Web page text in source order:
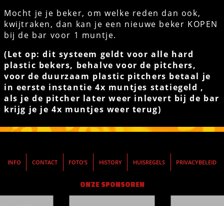
Mocht je je beker, om welke reden dan ook,
kwijtraken, dan kan je een nieuwe beker KOPEN
bij de bar voor 1 muntje.
(Let op: dit systeem geldt voor alle hard
plastic bekers, behalve voor de pitchers,
voor de duurzaam plastic pitchers betaal je
in eerste instantie 4x muntjes statiegeld ,
als je de pitcher later weer inlevert bij de bar
krijg je je 4x muntjes weer terug)
INFO CONTACT FOTO’S HISTORY HUISREGELS PRIVACYBELEID
ONZE SPONSOREN